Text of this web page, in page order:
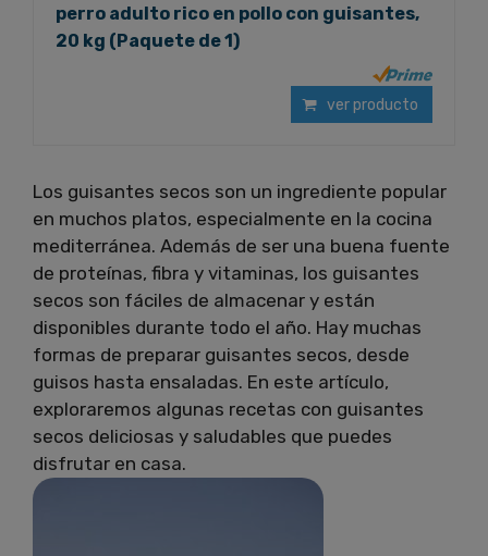
perro adulto rico en pollo con guisantes,
20 kg (Paquete de 1)
ver producto
Los guisantes secos son un ingrediente popular
en muchos platos, especialmente en la cocina
mediterránea. Además de ser una buena fuente
de proteínas, fibra y vitaminas, los guisantes
secos son fáciles de almacenar y están
disponibles durante todo el año. Hay muchas
formas de preparar guisantes secos, desde
guisos hasta ensaladas. En este artículo,
exploraremos algunas recetas con guisantes
secos deliciosas y saludables que puedes
disfrutar en casa.